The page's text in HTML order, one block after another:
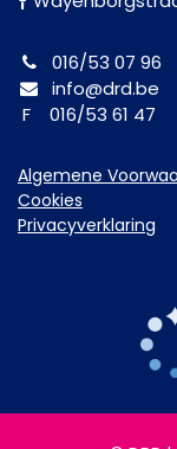
016/53 07 96
info@drd.be
F 016/53 61 47
Algemene
Cookies
Privacyverklaring